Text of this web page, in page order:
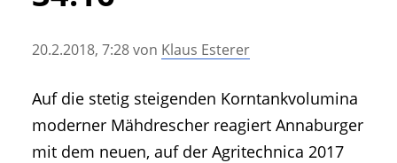
• Messen und Veranstaltungen
• Agritechnica Neuheiten Archiv
• Artikel nach Hersteller/Marke
20.2.2018, 7:28von Klaus Esterer
Auf die stetig steigenden Korntankvolumina
moderner Mähdrescher reagiert Annaburger
mit dem neuen, auf der Agritechnica 2017